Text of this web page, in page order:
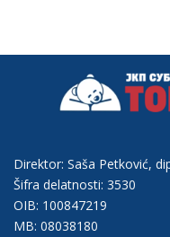
Direktor: Saša Petković,
Šifra delatnosti: 3530
OIB: 100847219
MB: 08038180